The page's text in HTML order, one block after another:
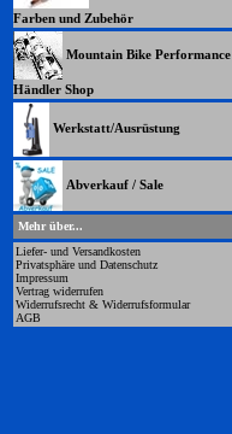
Farben und Zubehör
Mountain Bike Performance
Händler Shop
Werkstatt/Ausrüstung
Abverkauf / Sale
Mehr über...
Liefer- und Versandkosten
Privatsphäre und Datenschutz
Impressum
Vertrag widerrufen
Widerrufsrecht & Widerrufsformular
AGB